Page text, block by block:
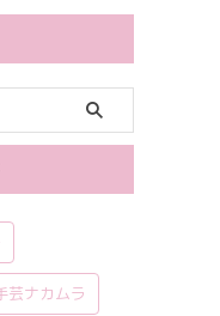
芸ナカムラ